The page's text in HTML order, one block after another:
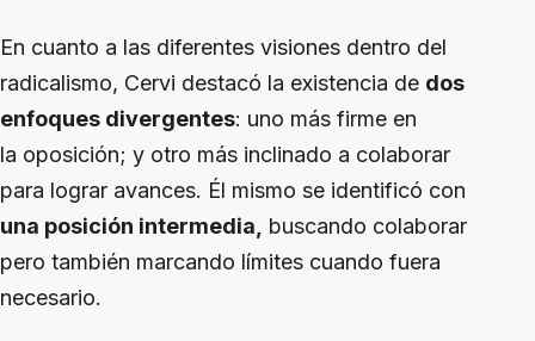
En cuanto a las diferentes visiones dentro del
radicalismo, Cervi destacó la existencia de dos
enfoques divergentes: uno más firme en
la oposición; y otro más inclinado a colaborar
para lograr avances. Él mismo se identificó con
una posición intermedia,
buscando colaborar
pero también marcando límites cuando fuera
necesario.